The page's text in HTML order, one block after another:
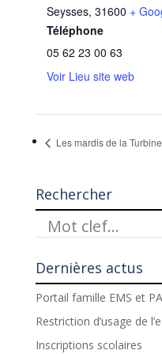
Seysses, 31600 +
Téléphone
05 62 23 00 63
Voir Lieu site web
Les mardis de la Turbine
Rechercher
Dernières actus
Portail famille EMS et
Restriction d’usage de
Inscriptions scolaires